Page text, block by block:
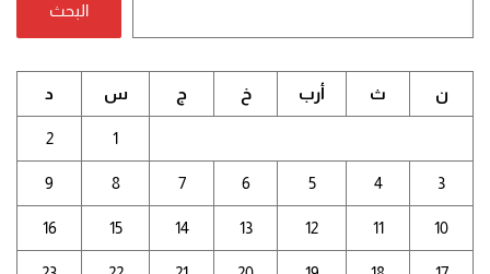
البحث
ن ث أرب خ ج س د
1
2
3
4
5
6
7
8
9
10
11
12
13
14
15
16